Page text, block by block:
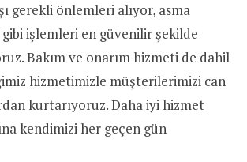
gerekli önlemleri alıyor, asma
işlemleri en güvenilir şekilde
Bakım ve onarım hizmeti de dahil
hizmetimizle müşterilerimizi can
kurtarıyoruz. Daha iyi hizmet
kendimizi her geçen gün